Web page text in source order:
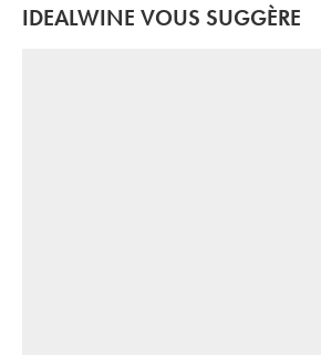
IDEALWINE VOUS SUGGÈRE